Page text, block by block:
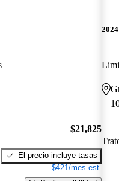
$21,825
El precio incluye tasas
$421/mes est.